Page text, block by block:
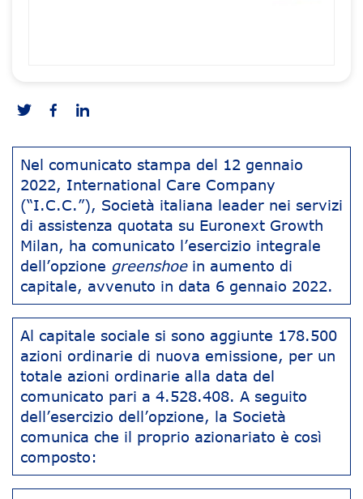
Nel comunicato stampa del 12 gennaio
2022, International Care Company
(“I.C.C.”), Società italiana leader nei servizi
di assistenza quotata su Euronext Growth
Milan, ha comunicato l’esercizio integrale
dell’opzione greenshoein aumento di
capitale, avvenuto in data 6 gennaio 2022.
Al capitale sociale si sono aggiunte 178.500
azioni ordinarie di nuova emissione, per un
totale azioni ordinarie alla data del
comunicato pari a 4.528.408. A seguito
dell’esercizio dell’opzione, la Società
comunica che il proprio azionariato è così
composto: